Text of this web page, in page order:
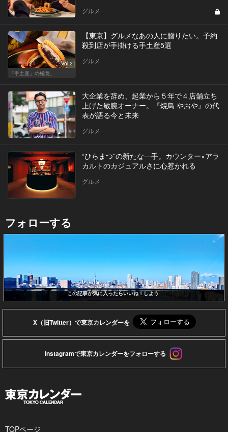
グルメ
Vol.2
「手土産」の極意。
【東京】グルメなあの人に贈りたい。予約
殺到店が手掛ける手土産5選
グルメ
大企業を辞め、起業から５年で４店舗立ち
上げた敏腕オーナー。『焼鳥 やおや』の代
表が語る今と未来
グルメ
“ひらまつ”の新たな一手。カウンター×アラ
カルトのカジュアルさに心惹かれる
グルメ
フォローする
この記事が気に入ったらいいね！しよう
X（旧Twitter）で東京カレンダーを
Instagramで東京カレンダーをフォローする
TOPページ